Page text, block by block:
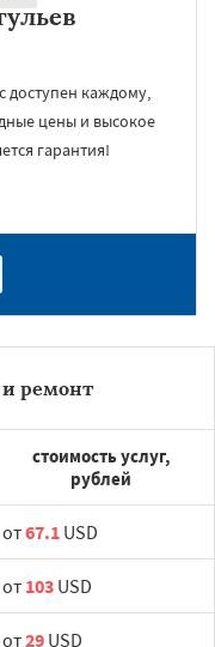
доступен каждому,
цены и высокое
гарантия!
ремонт
стоимость услуг,
рублей
от67.1 USD
от 103 USD
от29 USD